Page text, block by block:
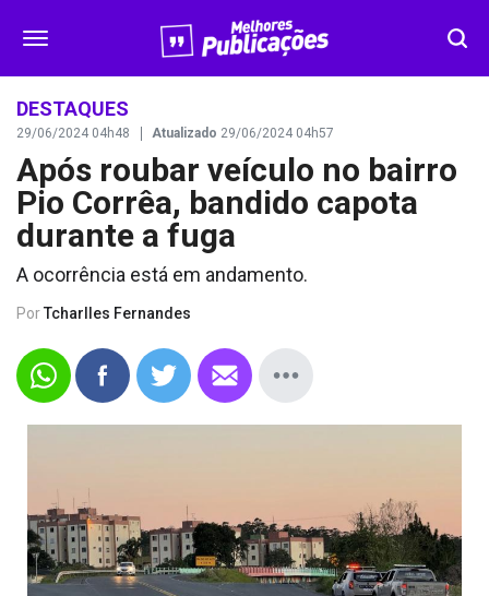
DESTAQUES
VÍDEOS
OPINIÃO
CONTATO
DESTAQUES
29/06/2024 04h48 Atualizado 29/06/2024 04h57
Após roubar veículo no bairro
Pio Corrêa, bandido capota
durante a fuga
A ocorrência está em andamento.
PorTcharlles Fernandes